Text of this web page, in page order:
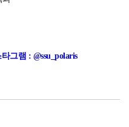
그램 : @ssu_polaris